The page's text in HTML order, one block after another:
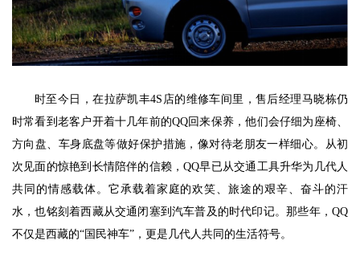
时至今日，在拉萨凯丰4S店的维修车间里，售后经理马晓栋仍
时常看到老客户开着十几年前的QQ回来保养，他们会仔细为座椅、
方向盘、车身底盘等做好保护措施，像对待老朋友一样细心。从初
次见面的惊艳到长情陪伴的信赖，QQ早已从交通工具升华为几代人
共同的情感载体。它承载着家庭的欢笑、旅途的艰辛、奋斗的汗
水，也铭刻着西藏从交通闭塞到汽车普及的时代印记。那些年，QQ
不仅是西藏的“国民神车”，更是几代人共同的生活符号。